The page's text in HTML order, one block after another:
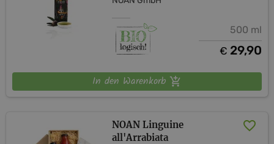
500 ml
€ 29,90
In den Warenkorb
NOAN Linguine
all'Arrabiata